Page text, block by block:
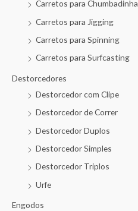
Carretos para Chumbadinha
Carretos para Jigging
Carretos para Spinning
Carretos para Surfcasting
Destorcedores
Destorcedor com Clipe
Destorcedor de Correr
Destorcedor Duplos
Destorcedor Simples
Destorcedor Triplos
Urfe
Engodos